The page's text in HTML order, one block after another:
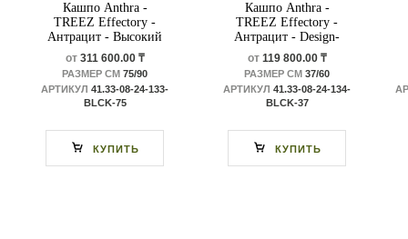
Кашпо Anthra -
TREEZ Effectory -
Антрацит - Высокий
Design-многогранник
от311 600.00 ₸
РАЗМЕР СМ 75/90
АРТИКУЛ 41.33-08-24-133-
BLCK-75
КУПИТЬ
Кашпо Anthra -
TREEZ Effectory -
Антрацит - Design-
многогранник
от119 800.00 ₸
РАЗМЕР СМ 37/60
АРТИКУЛ 41.33-08-24-134-
BLCK-37
КУПИТЬ